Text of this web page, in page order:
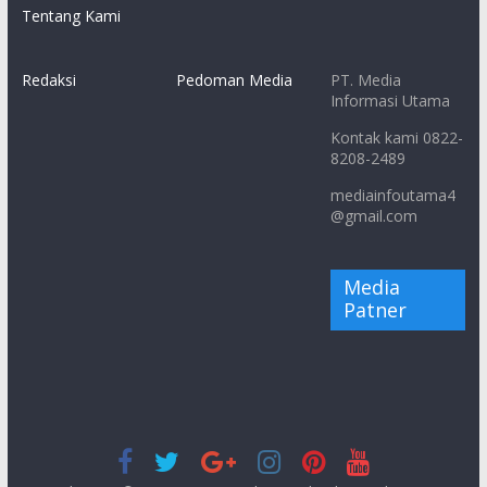
Tentang Kami
Redaksi Pedoman Media
PT. Media
Informasi Utama
Kontak kami 0822-
8208-2489
mediainfoutama4
@gmail.com
Media
Patner